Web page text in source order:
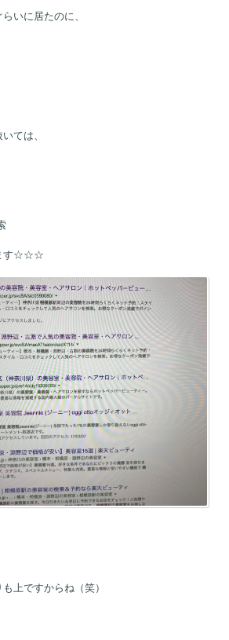
いに居たのに、
ては、
す☆☆☆
上ですからね（笑）